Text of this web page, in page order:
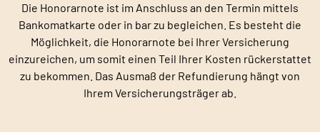
Die Honorarnote ist im Anschluss an den Termin mittels
Bankomatkarte oder in bar zu begleichen. Es besteht die
Möglichkeit, die Honorarnote bei Ihrer Versicherung
einzureichen, um somit einen Teil Ihrer Kosten rückerstattet
zu bekommen. Das Ausmaß der Refundierung hängt von
Ihrem Versicherungsträger ab.